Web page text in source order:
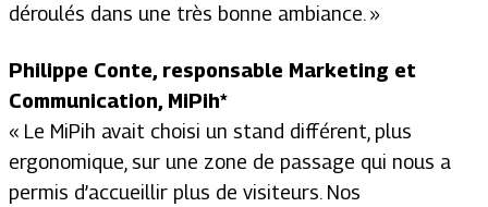
déroulés dans une très bonne ambiance. »
Philippe Conte, responsable Marketing et
Communication, MiPih*
« Le MiPih avait choisi un stand différent, plus
ergonomique, sur une zone de passage qui nous a
permis d’accueillir plus de visiteurs. Nos